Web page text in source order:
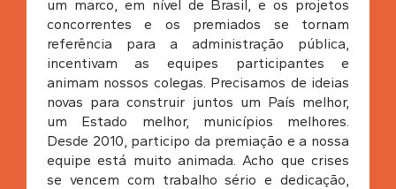
um marco, em nível de Brasil, e os projetos
concorrentes e os premiados se tornam
referência para a administração pública,
incentivam as equipes participantes e
animam nossos colegas. Precisamos de ideias
novas para construir juntos um País melhor,
um Estado melhor, municípios melhores.
Desde 2010, participo da premiação e a nossa
equipe está muito animada. Acho que crises
se vencem com trabalho sério e dedicação,